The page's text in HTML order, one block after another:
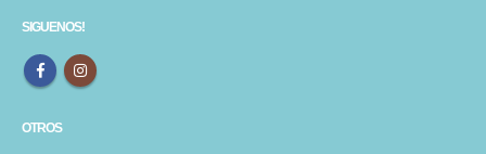
SIGUENOS!
OTROS